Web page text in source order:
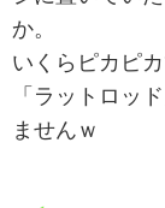
か。
いくらピカピ
「ラットロッ
ませんｗ